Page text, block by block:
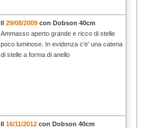
Il29/08/2009 con Dobson 40cm
Ammasso aperto grande e ricco di stelle
poco luminose. In evidenza c'e' una catena
di stelle a forma di anello
Il16/11/2012 con Dobson 40cm